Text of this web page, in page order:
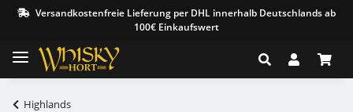
Versandkostenfreie Lieferung per DHL innerhalb Deutschlands ab
100€ Einkaufswert
Highlands